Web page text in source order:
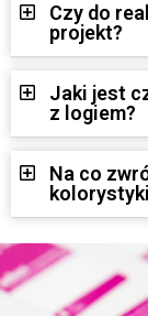
Czy do
projekt?
Jaki jest
z logiem?
Na co